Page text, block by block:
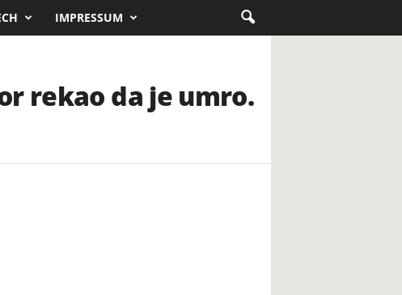
IMPRESSUM
rekao da je umro.